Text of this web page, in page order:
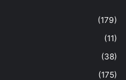
(179)
(11)
(38)
(175)